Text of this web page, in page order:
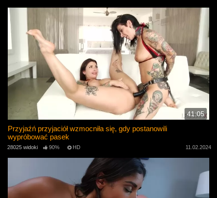
41:05
Przyjaźń przyjaciół wzmocniła się, gdy postanowili
wypróbować pasek
28025 widoki 90% HD 11.02.2024